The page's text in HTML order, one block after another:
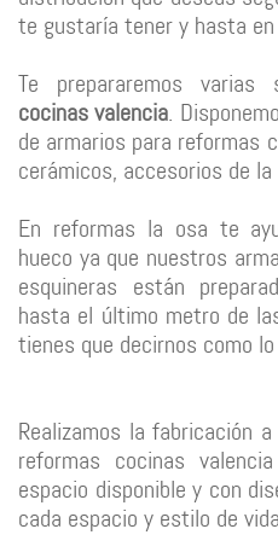
te gustaría tener y hasta
Te prepararemos varias
cocinas valencia.
de armarios para reformas
cerámicos, accesorios de la
En reformas la osa te
hueco ya que nuestros
esquineras están
hasta el último metro de
tienes que decirnos como
Realizamos la fabricación
reformas cocinas
espacio disponible y con
cada espacio y estilo de